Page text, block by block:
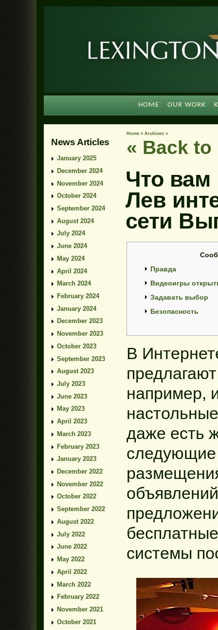
« Back to
Что вам
Лев
сети
Правда
Видеоигры
Задавать выбор
Безопасность
В
например,
даже есть
следующие
системы
News Articles
January 2025
December 2024
November 2024
October 2024
September 2024
August 2024
July 2024
June 2024
May 2024
April 2024
March 2024
February 2024
January 2024
December 2023
November 2023
October 2023
September 2023
August 2023
July 2023
June 2023
May 2023
April 2023
March 2023
February 2023
January 2023
December 2022
November 2022
October 2022
September 2022
August 2022
July 2022
June 2022
May 2022
April 2022
March 2022
February 2022
November 2021
October 2021
Home » Archives »
HOME OUR WORK